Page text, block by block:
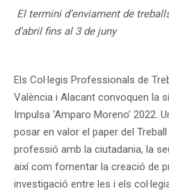
El termini d’enviament de
d’abril fins al 3 de juny
Els Col·legis Professionals de
València i Alacant convoquen la
Impulsa ‘Amparo Moreno’ 2022.
posar en valor el paper del
professió amb la ciutadania, la
així com fomentar la creació de
investigació entre les i els